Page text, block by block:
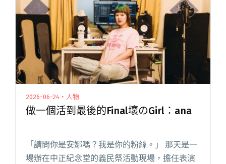
「達康.come」推出首張EP《明天初老的我不在
你眼裡》 由柯智豪操刀製作"
2026-06-24・人物
做一個活到最後的Final壞のGirl：ana
「請問你是安娜嗎？我是你的粉絲。」 那天是一
場辦在中正紀念堂的義民祭活動現場，擔任表演